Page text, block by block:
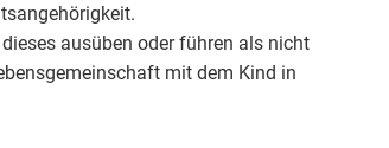
ausüben oder führen als nicht
mit dem Kind in